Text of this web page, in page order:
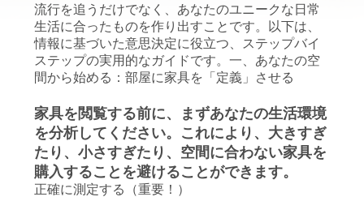
流行を追うだけでなく、あなたのユニークな日常
生活に合ったものを作り出すことです。
以下は、
情報に基づいた意思決定に役立つ、ステップバイ
ステップの実用的なガイドです。 一、あなたの空
間から始める：部屋に家具を「定義」させる
家具を閲覧する前に、まずあなたの生活環境
を分析してください。これにより、大きすぎ
たり、小さすぎたり、空間に合わない家具を
購入することを避けることができます。
正確に測定する（重要！）